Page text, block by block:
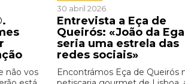
não vos
30 abril 2026
Entrevista a Eça de
Queirós: «João da Ega
seria uma estrela das
redes sociais»
Encontrámos Eça de Queirós